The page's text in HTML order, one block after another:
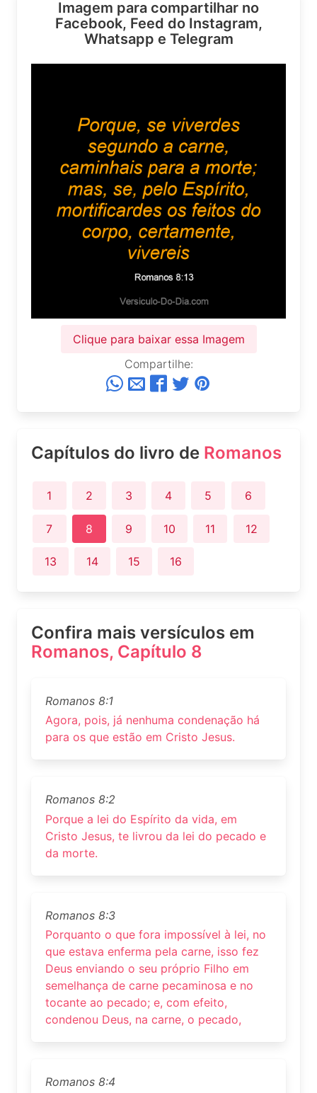
Imagem para compartilhar no
Facebook, Feed do Instagram,
Whatsapp e Telegram
Clique para baixar essa Imagem
Compartilhe:
Capítulos do livro de Romanos
1 2 3 4 5 6
7 8 9 10 11 12
13 14 15 16
Confira mais versículos em
Romanos, Capítulo 8
Romanos 8:1
Agora, pois, já nenhuma condenação há
para os que estão em Cristo Jesus.
Romanos 8:2
Porque a lei do Espírito da vida, em
Cristo Jesus, te livrou da lei do pecado e
da morte.
Romanos 8:3
Porquanto o que fora impossível à lei, no
que estava enferma pela carne, isso fez
Deus enviando o seu próprio Filho em
semelhança de carne pecaminosa e no
tocante ao pecado; e, com efeito,
condenou Deus, na carne, o pecado,
Romanos 8:4